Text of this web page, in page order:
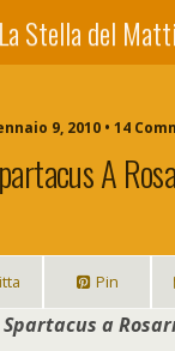
La Stella del
9, 2010 • 14
A
Pin
Spartacus a